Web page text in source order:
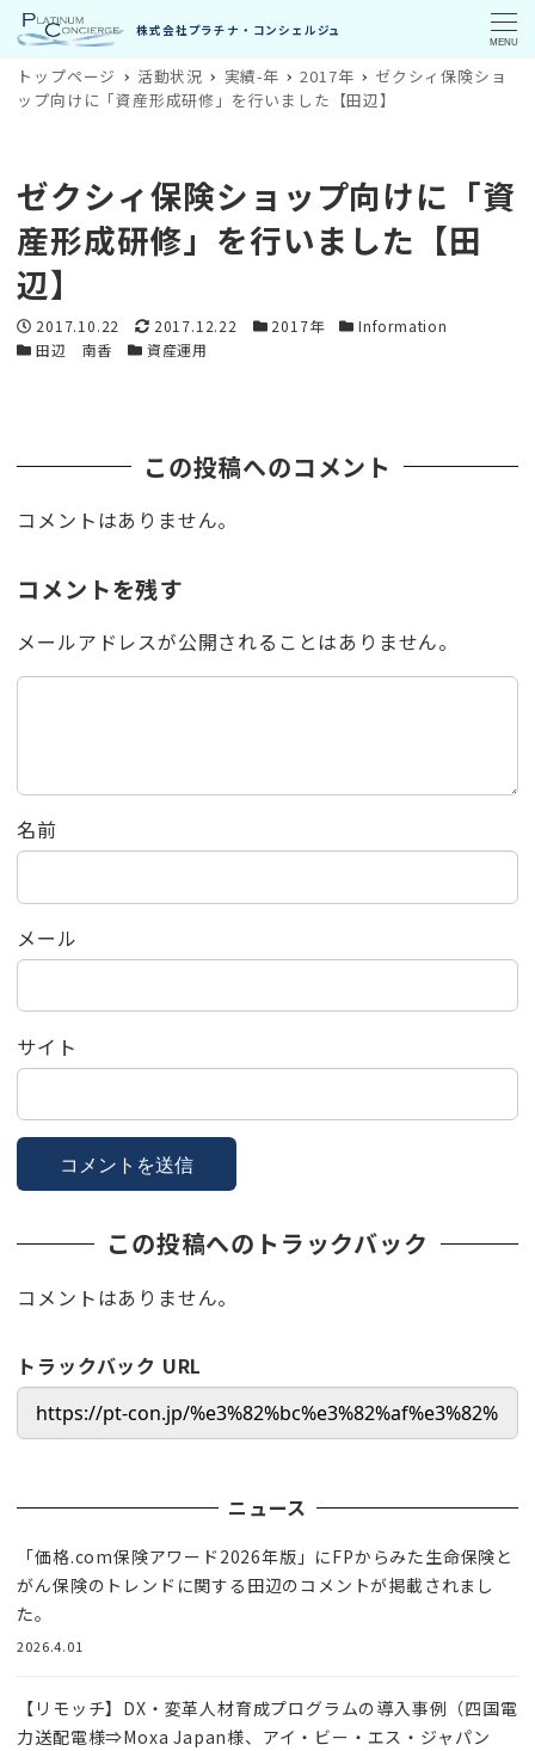
MENU
トップページ 活動状況 実績-年 2017年
ゼクシィ保険ショ
ップ向けに「資産形成研修」を行いました【田辺】
ゼクシィ保険ショップ向けに「資
産形成研修」を行いました【田
辺】
投稿日
2017.10.22 更新日
2017.12.22 カテゴリー
2017年 カテゴリー
Information
カテゴリー
田辺 南香 カテゴリー
資産運用
この投稿へのコメント
コメントはありません。
コメントを残す
メールアドレスが公開されることはありません。
名前
メール
サイト
この投稿へのトラックバック
コメントはありません。
トラックバック URL
ニュース
「価格.com保険アワード2026年版」にFPからみた生命保険と
がん保険のトレンドに関する田辺のコメントが掲載されまし
た。
2026.4.01
【リモッチ】DX・変革人材育成プログラムの導入事例（四国電
力送配電様⇒Moxa Japan様、アイ・ビー・エス・ジャパン